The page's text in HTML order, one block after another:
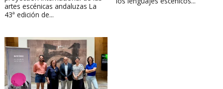
artes escénicas andaluzas La
43ª edición de...